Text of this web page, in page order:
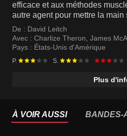
efficace et aux méthodes
autre agent pour mettre la
De : David Leitch
Avec : Charlize Theron James
Pays : États-Unis d'Amérique
P. S.
Plus
À VOIR AUSSI BANDES-